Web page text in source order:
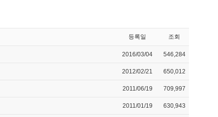
등록일 조회
2016/03/04 546,284
2012/02/21 650,012
2011/06/19 709,997
2011/01/19 630,943